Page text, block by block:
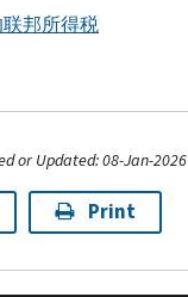
邦所得税
or Updated: 08-Jan-2026
Print